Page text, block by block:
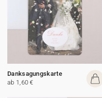
Danksagungskarte
ab 1,60 €